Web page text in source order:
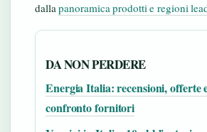
dallapanoramica prodotti e regioni
DA NON PERDERE
Energia Italia: recensioni, offerte
confronto fornitori